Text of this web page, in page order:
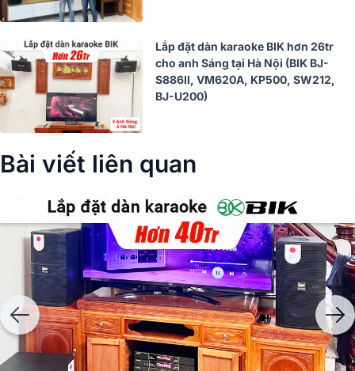
Lắp đặt dàn karaoke BIK hơn 26tr
cho anh Sáng tại Hà Nội (BIK BJ-
S886II, VM620A, KP500, SW212,
BJ-U200)
Bài viết liên quan